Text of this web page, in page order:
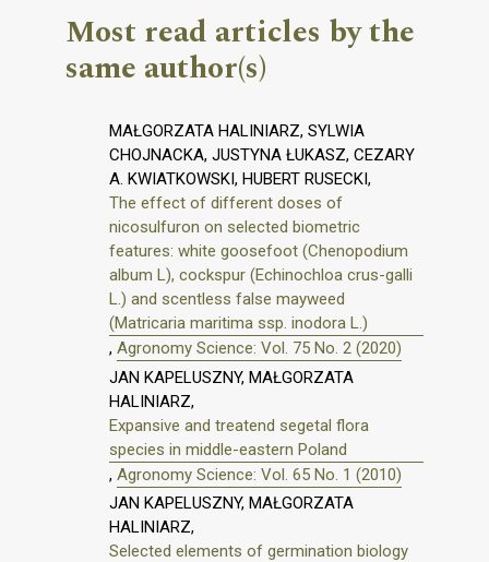
Most read articles by the
same author(s)
MAŁGORZATA HALINIARZ, SYLWIA
CHOJNACKA, JUSTYNA ŁUKASZ, CEZARY
A. KWIATKOWSKI, HUBERT RUSECKI,
The effect of different doses of
nicosulfuron on selected biometric
features: white goosefoot (Chenopodium
album L), cockspur (Echinochloa crus-galli
L.) and scentless false mayweed
(Matricaria maritima ssp. inodora L.)
, Agronomy Science: Vol. 75 No. 2 (2020)
JAN KAPELUSZNY, MAŁGORZATA
HALINIARZ,
Expansive and treatend segetal flora
species in middle-eastern Poland
, Agronomy Science: Vol. 65 No. 1 (2010)
JAN KAPELUSZNY, MAŁGORZATA
HALINIARZ,
Selected elements of germination biology